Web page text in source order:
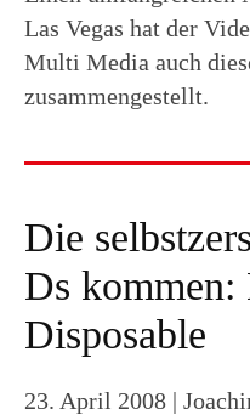
Las Vegas hat der
Multi Media auch
zusammengestellt.
Die
Ds
Disposable
23. April 2008 |